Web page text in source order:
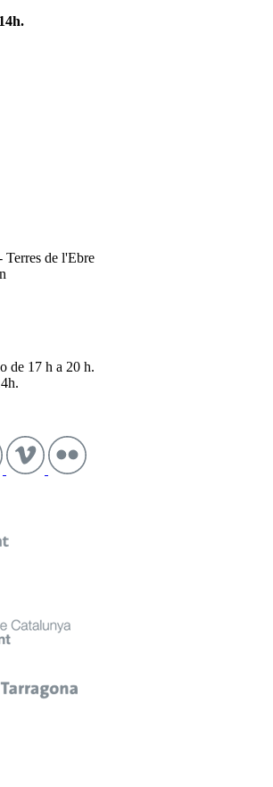
de l'Ebre
de 17 h a 20 h.